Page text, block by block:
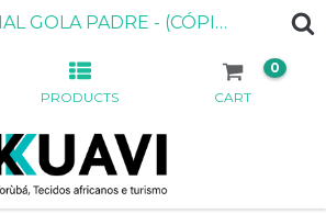
CAMISA SOCIAL GOLA PADRE - (CÓPIA)
PRODUCTS CART
0